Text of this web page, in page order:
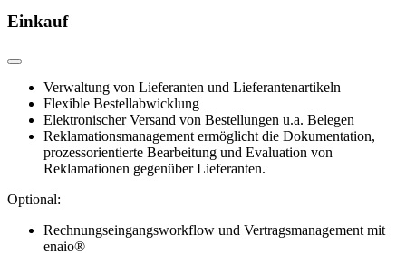
Einkauf
Verwaltung von Lieferanten und Lieferantenartikeln
Flexible Bestellabwicklung
Elektronischer Versand von Bestellungen u.a. Belegen
Reklamationsmanagement ermöglicht die Dokumentation,
prozessorientierte Bearbeitung und Evaluation von
Reklamationen gegenüber Lieferanten.
Optional:
Rechnungseingangsworkflow und Vertragsmanagement mit
enaio®